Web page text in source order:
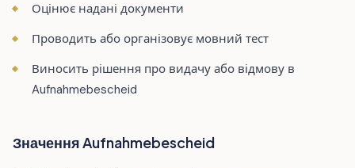
Оцінює надані документи
Проводить або організовує мовний тест
Виносить рішення про видачу або відмову в
Aufnahmebescheid
Значення Aufnahmebescheid